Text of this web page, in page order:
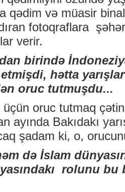
qədim və müasir
fotoqraflara
verir.
birində
hətta yarışlar
oruc tutmuşdu...
üçün oruc tutmaq
ayında Bakıdakı
şadam ki, o,
də İslam
rolunu bu